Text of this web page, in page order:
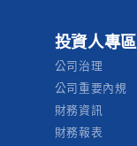
投資人專區
公司治理
公司重要內規
財務資訊
財務報表